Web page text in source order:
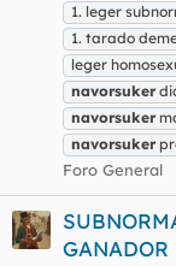
1. leger
1. tarado
leger
navorsuker
navorsuker
navorsuker
Foro General
GANADOR